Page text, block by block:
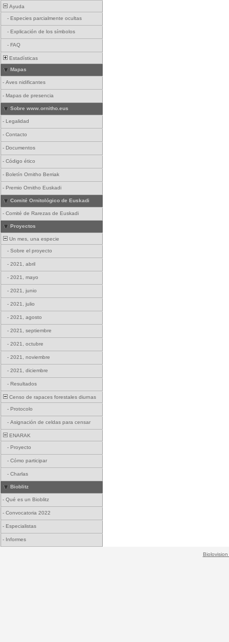
Ayuda
- Especies parcialmente ocultas
- Explicación de los símbolos
- FAQ
Estadísticas
Mapas
- Aves nidificantes
- Mapas de presencia
Sobre www.ornitho.eus
- Legalidad
- Contacto
- Documentos
- Código ético
- Boletín Ornitho Berriak
- Premio Ornitho Euskadi
Comité Ornitológico de Euskadi
- Comité de Rarezas de Euskadi
Proyectos
Un mes, una especie
- Sobre el proyecto
- 2021, abril
- 2021, mayo
- 2021, junio
- 2021, julio
- 2021, agosto
- 2021, septiembre
- 2021, octubre
- 2021, noviembre
- 2021, diciembre
- Resultados
Censo de rapaces forestales diurnas
- Protocolo
- Asignación de celdas para censar
ENARAK
- Proyecto
- Cómo participar
- Charlas
Bioblitz
- Qué es un Bioblitz
- Convocatoria 2022
- Especialistas
- Informes
Biolovision